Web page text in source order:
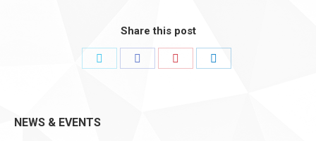
Share this post
NEWS & EVENTS